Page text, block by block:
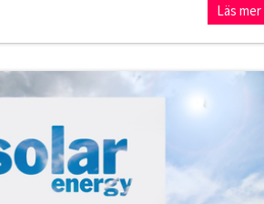
Läs mer